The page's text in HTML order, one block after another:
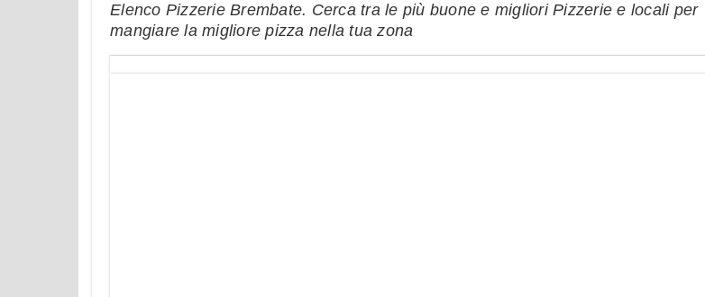
Elenco Pizzerie Brembate. Cerca tra le più buone e migliori Pizzerie e locali per
mangiare la migliore pizza nella tua zona